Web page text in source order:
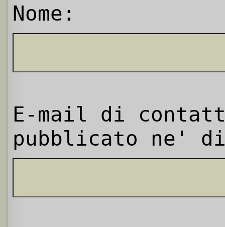
Nome:
E-mail di
pubblicato ne'